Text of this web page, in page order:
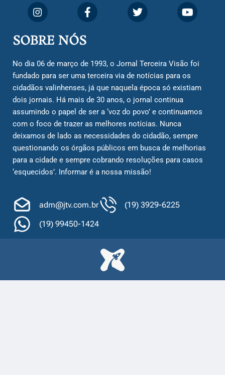
SOBRE NÓS
No dia 06 de março de 1993, o Jornal Terceira Visão foi
fundado para ser uma terceira via de notícias para os
cidadãos valinhenses, já que naquela época só existiam
dois jornais. Há mais de 30 anos, o jornal continua
assumindo o papel de ser a ‘voz do povo’ e continuamos
com o foco de trazer as melhores notícias. Nunca
deixamos de lado as necessidades do cidadão, sempre
questionando os órgãos públicos em busca de melhorias
para a cidade e sempre cobrando resoluções para casos
‘esquecidos’. Informar é a nossa missão!
adm@jtv.com.br
(19) 3929-6225
(19) 99450-1424